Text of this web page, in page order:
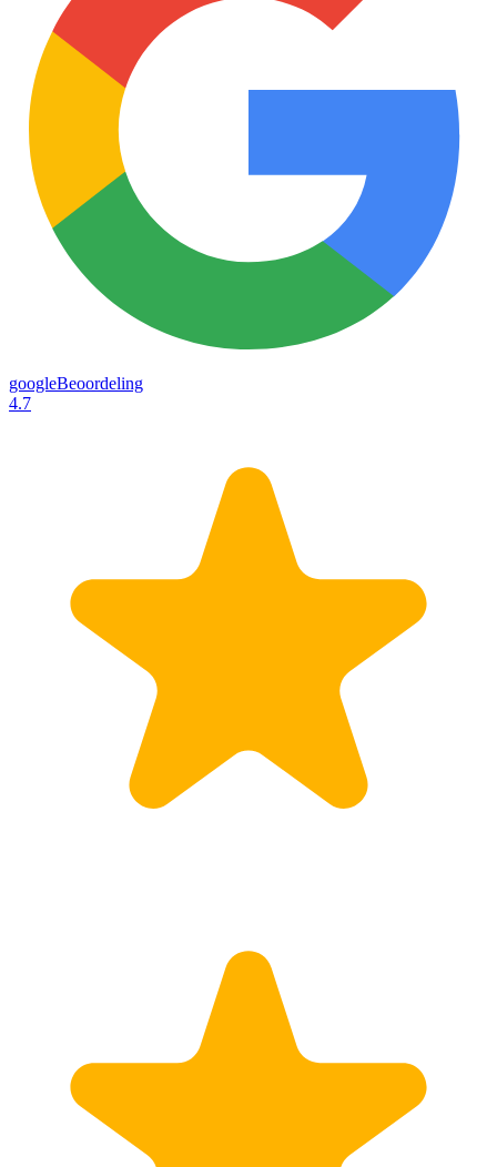
googleBeoordeling
4.7